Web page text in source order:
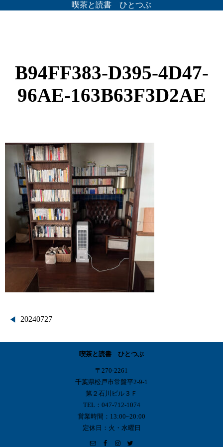
喫茶と読書 ひとつぶ
B94FF383-D395-4D47-
96AE-163B63F3D2AE
投
稿
20240727
喫茶と読書 ひとつぶ
〒270-2261
千葉県松戸市常盤平2-9-1
第２石川ビル３Ｆ
TEL：047-712-1074
営業時間：13:00~20:00
定休日：火・水曜日